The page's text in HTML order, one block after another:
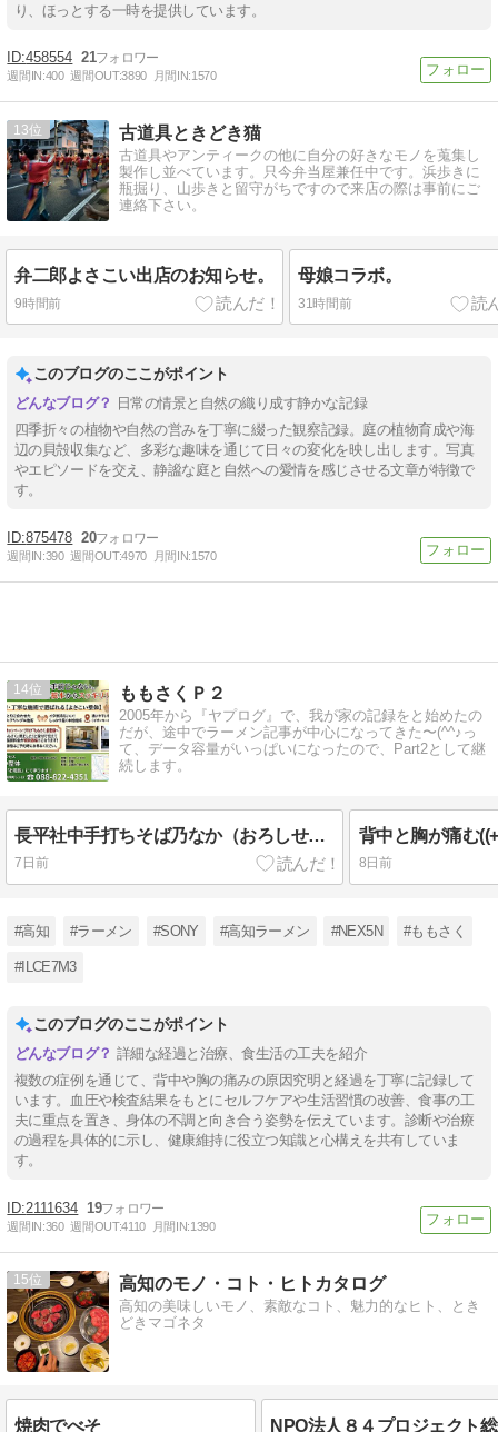
り、ほっとする一時を提供しています。
458554 21
週間IN:400 週間OUT:3890 月間IN:1570
13 古道具ときどき猫
古道具やアンティークの他に自分の好きなモノを蒐集し
製作し並べています。只今弁当屋兼任中です。浜歩きに
瓶掘り、山歩きと留守がちですので来店の際は事前にご
連絡下さい。
弁二郎よさこい出店のお知らせ。
9時間前
母娘コラボ。
31時間前
このブログのここがポイント
日常の情景と自然の織り成す静かな記録
四季折々の植物や自然の営みを丁寧に綴った観察記録。庭の植物育成や海
辺の貝殻収集など、多彩な趣味を通じて日々の変化を映し出します。写真
やエピソードを交え、静謐な庭と自然への愛情を感じさせる文章が特徴で
す。
875478 20
週間IN:390 週間OUT:4970 月間IN:1570
14 ももさくＰ２
2005年から『ヤプログ』で、我が家の記録をと始めたの
だが、途中でラーメン記事が中心になってきた〜(^^♪っ
て、データ容量がいっぱいになったので、Part2として継
続します。
長平社中手打ちそば乃なか（おろしせいろ（冷））★★★★☆/高知 蕎麦
7日前 8日前
#高知 #ラーメン #SONY #高知ラーメン #NEX5N #ももさく
#ILCE7M3
このブログのここがポイント
詳細な経過と治療、食生活の工夫を紹介
複数の症例を通じて、背中や胸の痛みの原因究明と経過を丁寧に記録して
います。血圧や検査結果をもとにセルフケアや生活習慣の改善、食事の工
夫に重点を置き、身体の不調と向き合う姿勢を伝えています。診断や治療
の過程を具体的に示し、健康維持に役立つ知識と心構えを共有していま
す。
2111634 19
週間IN:360 週間OUT:4110 月間IN:1390
15 高知のモノ・コト・ヒトカタログ
高知の美味しいモノ、素敵なコト、魅力的なヒト、とき
どきマゴネタ
焼肉でべそ